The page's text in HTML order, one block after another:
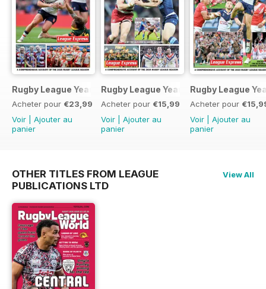
Rugby League Yearbook 2025-2026
Acheter pour €23,99
Voir
Ajouter au
panier
Rugby League Yearbook 2024-25
Acheter pour €15,99
Voir
Ajouter au
panier
Rugby League
Acheter pour
Voir
Ajouter au
panier
OTHER TITLES FROM LEAGUE
PUBLICATIONS LTD
View All